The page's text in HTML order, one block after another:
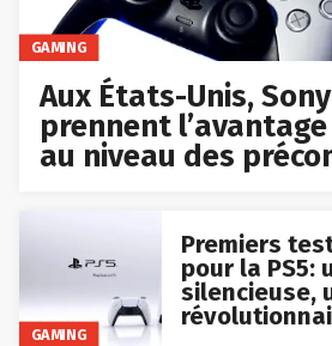
GAMING
Aux États-Unis,
prennent
au niveau des
GAMING
Premiers
pour la PS5:
silencieuse,